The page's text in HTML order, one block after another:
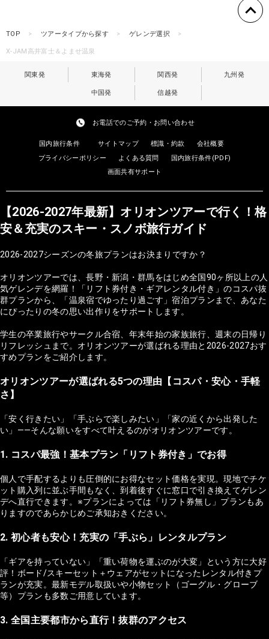
TOP ツアータイプから探す ゲレンデ選択
X-JAM高井富士＆よませ温泉
関東発 東海発 関西発 九州発
中国発 信越発
お電話でのご予約・お問い合わせ
国内旅行条件 サイトマップ 標識・約款
会社概要
プライバシーポリシー
よくある質問
国内旅行条件(PDF)
画面共有サポート
【2026-2027年最新】オリオンツアーで行く！格
安＆充実のスキー・スノボ旅行ガイド
2026-2027シーズンの冬旅プランはお決まりですか？
オリオンツアーでは、長野・新潟・群馬をはじめ全国90ヶ所以上の人
気ゲレンデを網羅！「リフト券付き・ギアレンタル付き」のコスパ抜
群プランから、「温泉宿でゆったり過ごす」宿泊プランまで、あなた
にぴったりの冬の思い出作りをサポートします。
学生の卒業旅行やサークル合宿、年末年始の家族旅行、週末の日帰り
リフレッシュまで。オリオンツアーが選ばれる理由と2026-2027おす
すめプランをご紹介します。
オリオンツアーが選ばれる5つの理由【コスパ・安心・手軽
さ】
「安く行きたい」「手ぶらで楽しみたい」「家の近くから出発した
い」——そんな願いをすべて叶えるのがオリオンツアーです。
1. コスパ最強！基本プラン「リフト券付き」でお得
個人で手配するよりも圧倒的にお得なセット価格を実現。現地でチケ
ット購入列に並ぶ手間もなく、到着後すぐに窓口で引き換えてゲレン
デへ直行できます。※プランによっては「リフト券無し」プランもあ
りますのであらかじめご承知おきください。
2. 初心者も安心！充実の「手ぶら」レンタルプラン
「ギアを持っていない」「重い荷物を運ぶのが大変」という方に大好
評！ボード/スキーセット＋ウェアがセットになったレンタル付きプ
ランが充実。最新モデル取扱いや小物セット（ゴーグル・グローブ
等）プランも多数ご用意しています。
3. 全国主要都市から直行！抜群のアクセス